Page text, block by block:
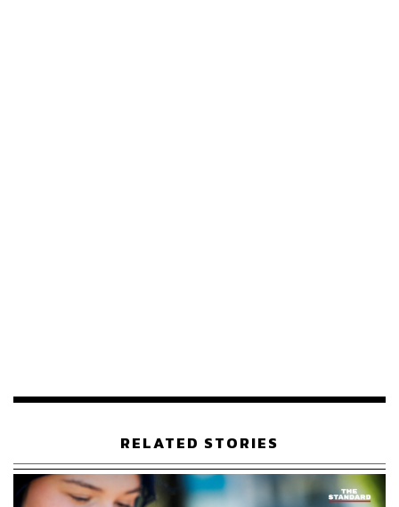
ที่มา และได้ประสานกับสถานทูตออสเตรเลียในการสืบสวน
เพื่อหาตัวผู้รับต่อไป รวมทั้งจะสืบสาวไปยังเครือข่ายนี้ซึ่งเรา
พอมีข้อมูลอยู่ในมือแล้ว
RELATED STORIES